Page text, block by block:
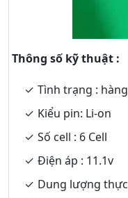
Thông số kỹ thuật :
Tình trạng :
Kiểu pin: Li-on
Số cell : 6 Cell
Điện áp : 11.1v
Dung lượng